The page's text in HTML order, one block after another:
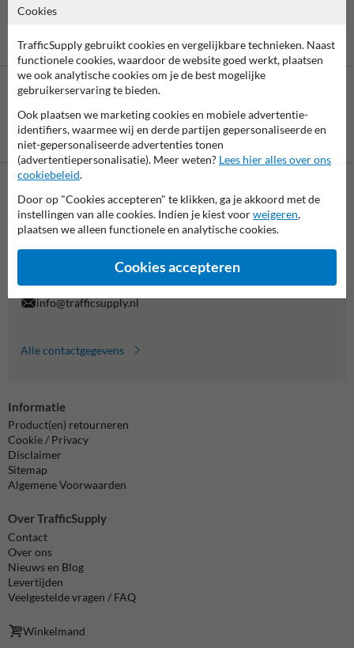
Betaling achteraf
is mogelijk
Neem contact met ons op
Wij zijn op werkdagen (van 8.00 tot 17.00) te bereiken op 038-
Vragen? Stuur een e-mail naarinfo@trafficsupply.nlof vul het
formulier in en we reageren zo spoedig mogelijk.
info@trafficsupply.nl
Alle contactgegevens
Informatie
Product(en) retourneren
Cookie / Privacy
Disclaimer
Sitemap
Algemene Voorwaarden
Over TrafficSupply
Contact
Over ons
Nieuws en Blog
Levertijden
Veelgestelde vragen / FAQ
Winkelmand
Cookies
TrafficSupply gebruikt cookies en vergelijkbare technieken. Naast
functionele cookies, waardoor de website goed werkt, plaatsen
we ook analytische cookies om je de best mogelijke
gebruikerservaring te bieden.
Ook plaatsen we marketing cookies en mobiele advertentie-
identifiers, waarmee wij en derde partijen gepersonaliseerde en
niet-gepersonaliseerde advertenties tonen
(advertentiepersonalisatie). Meer weten? Lees hier alles over ons
cookiebeleid.
Door op "Cookies accepteren" te klikken, ga je akkoord met de
instellingen van alle cookies. Indien je kiest voorweigeren,
plaatsen we alleen functionele en analytische cookies.
Cookies accepteren